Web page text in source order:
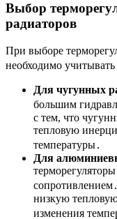
Выбор
радиаторов
При выборе
необходимо
Для чугунных
большим
с тем, что
тепловую
температуры․
Для
низкую
изменения